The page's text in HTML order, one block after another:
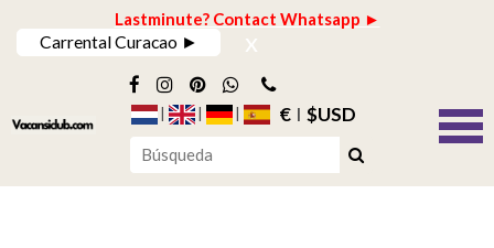
Lastminute? Contact Whatsapp ►
Carrental Curacao ► x
€ $USD